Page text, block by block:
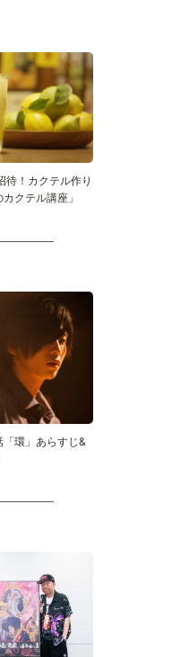
待！カクテル作り
クテル講座」
「環」あらすじ&